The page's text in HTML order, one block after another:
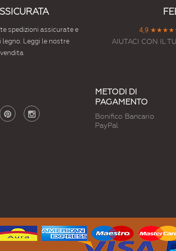
spedizioni assicurate e
Leggi le nostre
4,9
AIUTACI CON IL
METODI DI
PAGAMENTO
Bonifico Bancario
PayPal